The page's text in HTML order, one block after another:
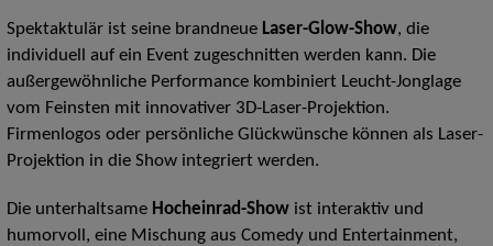
Spektaktulär ist seine brandneue Laser-Glow-Show, die
individuell auf ein Event zugeschnitten werden kann. Die
außergewöhnliche Performance kombiniert Leucht-Jonglage
vom Feinsten mit innovativer 3D-Laser-Projektion.
Firmenlogos oder persönliche Glückwünsche können als Laser-
Projektion in die Show integriert werden.
Die unterhaltsame Hocheinrad-Showist interaktiv und
humorvoll, eine Mischung aus Comedy und Entertainment,